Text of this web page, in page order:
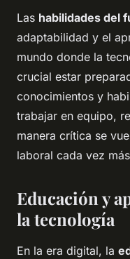
Las habilidades del
adaptabilidad y el
mundo donde la
crucial estar
conocimientos y
trabajar en equipo,
manera crítica se
laboral cada vez
Educación y
la tecnología
En la era digital, la